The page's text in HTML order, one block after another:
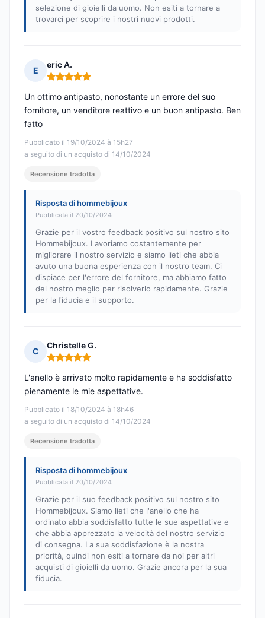
selezione di gioielli da uomo. Non esiti a tornare a
trovarci per scoprire i nostri nuovi prodotti.
E
eric A.
Nota: 5 su 5
Pubblicato il 19/10/2024 à 15h27
a seguito di un acquisto di 14/10/2024
Un ottimo antipasto, nonostante un errore del suo
fornitore, un venditore reattivo e un buon antipasto. Ben
fatto
Recensione tradotta
Risposta di hommebijoux
Pubblicata il 20/10/2024
Grazie per il vostro feedback positivo sul nostro sito
Hommebijoux. Lavoriamo costantemente per
migliorare il nostro servizio e siamo lieti che abbia
avuto una buona esperienza con il nostro team. Ci
dispiace per l'errore del fornitore, ma abbiamo fatto
del nostro meglio per risolverlo rapidamente. Grazie
per la fiducia e il supporto.
C
Christelle G.
Nota: 5 su 5
Pubblicato il 18/10/2024 à 18h46
a seguito di un acquisto di 14/10/2024
L'anello è arrivato molto rapidamente e ha soddisfatto
pienamente le mie aspettative.
Recensione tradotta
Risposta di hommebijoux
Pubblicata il 20/10/2024
Grazie per il suo feedback positivo sul nostro sito
Hommebijoux. Siamo lieti che l'anello che ha
ordinato abbia soddisfatto tutte le sue aspettative e
che abbia apprezzato la velocità del nostro servizio
di consegna. La sua soddisfazione è la nostra
priorità, quindi non esiti a tornare da noi per altri
acquisti di gioielli da uomo. Grazie ancora per la sua
fiducia.